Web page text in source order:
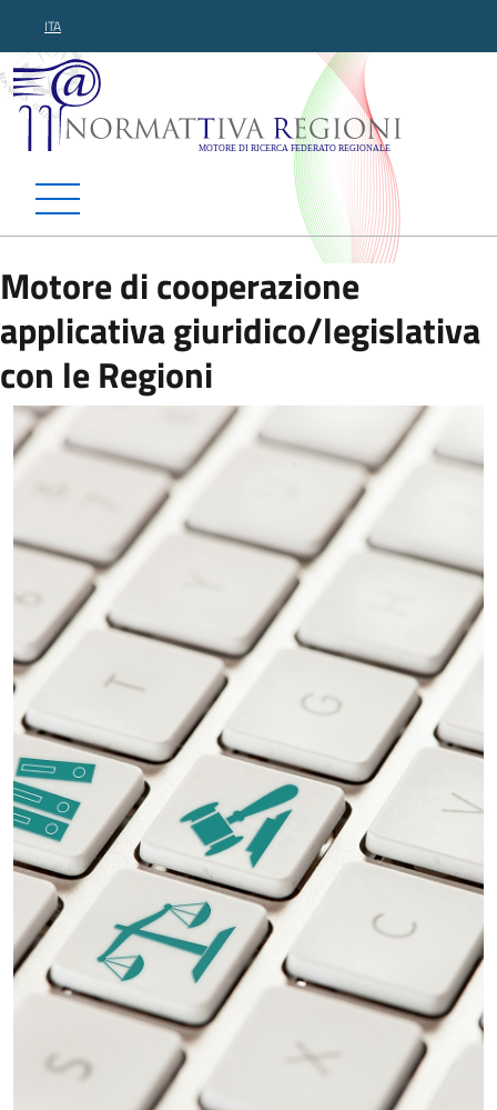
ITA
Normattiva Regioni -
Motore di cooperazione
applicativa giuridico/legislativa
con le Regioni